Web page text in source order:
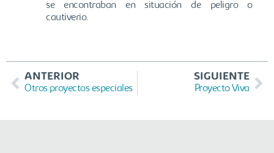
se encontraban en situación de peligro o
cautiverio.
ANTERIOR
Otros proyectos especiales
SIGUIENTE
Proyecto Viva